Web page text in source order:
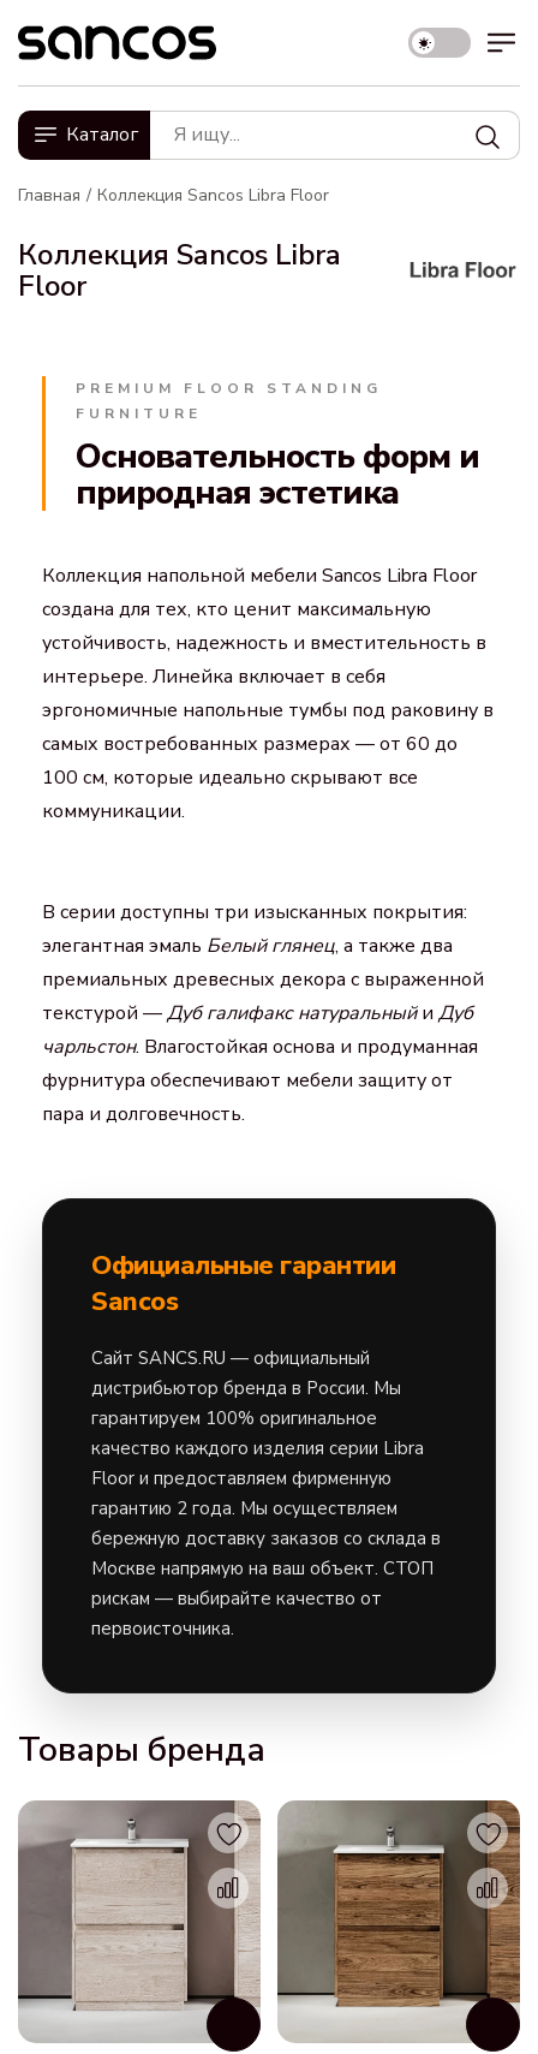
Каталог
Главная Коллекция Sancos Libra Floor
Коллекция Sancos Libra
Floor
PREMIUM FLOOR STANDING
FURNITURE
Основательность форм и
природная эстетика
Коллекция напольной мебели Sancos Libra Floor
создана для тех, кто ценит максимальную
устойчивость, надежность и вместительность в
интерьере. Линейка включает в себя
эргономичные напольные тумбы под раковину в
самых востребованных размерах — от 60 до
100 см, которые идеально скрывают все
коммуникации.
В серии доступны три изысканных покрытия:
элегантная эмаль Белый глянец, а также два
премиальных древесных декора с выраженной
текстурой —Дуб галифакс натуральныйи Дуб
чарльстон. Влагостойкая основа и продуманная
фурнитура обеспечивают мебели защиту от
пара и долговечность.
Официальные гарантии
Sancos
Сайт SANCS.RU — официальный
дистрибьютор бренда в России. Мы
гарантируем 100% оригинальное
качество каждого изделия серии Libra
Floor и предоставляем фирменную
гарантию 2 года. Мы осуществляем
бережную доставку заказов со склада в
Москве напрямую на ваш объект. СТОП
рискам — выбирайте качество от
первоисточника.
Товары бренда